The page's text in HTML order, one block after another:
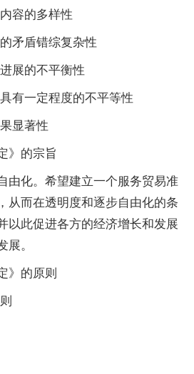
容的多样性
盾错综复杂性
展的不平衡性
一定程度的不平等性
显著性
的宗旨
化。希望建立一个服务贸易准
从而在透明度和逐步自由化的条
以此促进各方的经济增长和发展
。
的原则